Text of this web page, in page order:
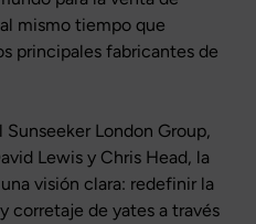
mismo tiempo que
principales fabricantes de
London Group,
Lewis y Chris Head, la
visión clara: redefinir la
corretaje de yates a través